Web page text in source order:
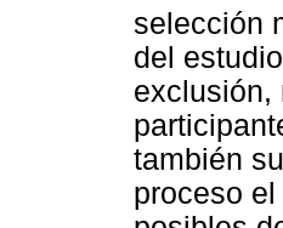
selección
del
exclusión,
también
proceso